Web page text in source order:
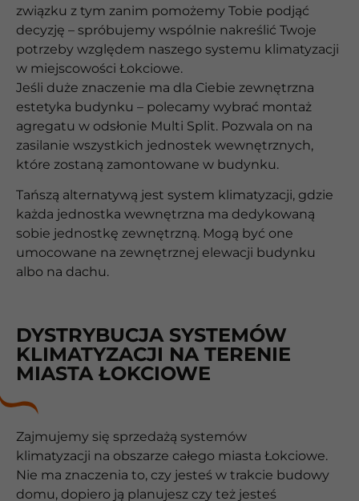
związku z tym zanim pomożemy Tobie podjąć
decyzję – spróbujemy wspólnie nakreślić Twoje
potrzeby względem naszego systemu klimatyzacji
w miejscowości Łokciowe.
Jeśli duże znaczenie ma dla Ciebie zewnętrzna
estetyka budynku – polecamy wybrać montaż
agregatu w odsłonie Multi Split. Pozwala on na
zasilanie wszystkich jednostek wewnętrznych,
które zostaną zamontowane w budynku.
Tańszą alternatywą jest system klimatyzacji, gdzie
każda jednostka wewnętrzna ma dedykowaną
sobie jednostkę zewnętrzną. Mogą być one
umocowane na zewnętrznej elewacji budynku
albo na dachu.
DYSTRYBUCJA SYSTEMÓW
KLIMATYZACJI NA TERENIE
MIASTA ŁOKCIOWE
Zajmujemy się sprzedażą systemów
klimatyzacji na obszarze całego miasta Łokciowe.
Nie ma znaczenia to, czy jesteś w trakcie budowy
domu, dopiero ją planujesz czy też jesteś